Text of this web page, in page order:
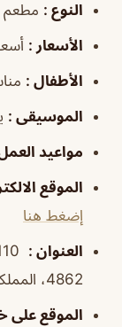
النوع : مطعم
الأسعار :
الأطفال :
الموسيقى :
مواعيد
الموقع
إضغط هنا
العنوان :
4862، المملكة العربية السعودية
الموقع على